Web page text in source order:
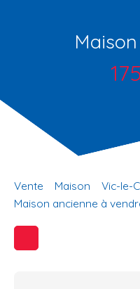
Vente Maison
Vic-le-
Maison ancienne à